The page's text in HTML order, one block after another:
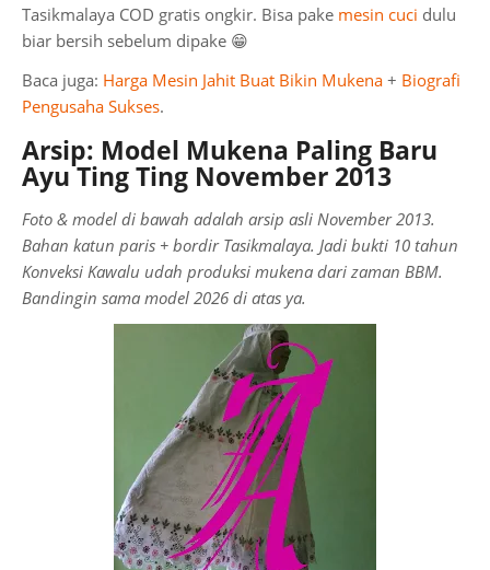
Tasikmalaya COD gratis ongkir. Bisa pake mesin cuci dulu
biar bersih sebelum dipake 😁
Baca juga: Harga Mesin Jahit Buat Bikin Mukena + Biografi
Pengusaha Sukses.
Arsip: Model Mukena Paling Baru
Ayu Ting Ting November 2013
Foto & model di bawah adalah arsip asli November 2013.
Bahan katun paris + bordir Tasikmalaya. Jadi bukti 10 tahun
Konveksi Kawalu udah produksi mukena dari zaman BBM.
Bandingin sama model 2026 di atas ya.